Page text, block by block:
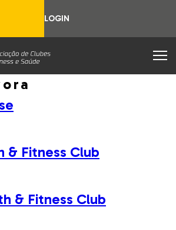
LOGIN
& Fitness Club
& Fitness Club